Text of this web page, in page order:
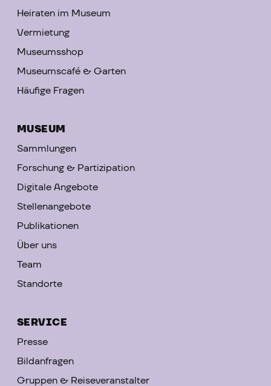
Heiraten im Museum
Vermietung
Museumsshop
Museumscafé & Garten
Häufige Fragen
MUSEUM
Sammlungen
Forschung & Partizipation
Digitale Angebote
Stellenangebote
Publikationen
Über uns
Team
Standorte
SERVICE
Presse
Bildanfragen
Gruppen & Reiseveranstalter